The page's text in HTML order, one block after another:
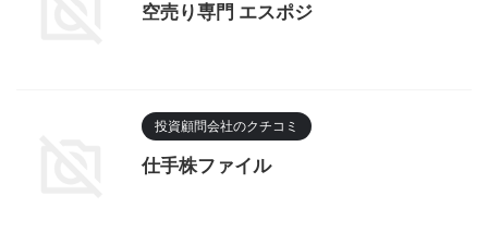
空売り専門 エスポジ
投資顧問会社のクチコミ
仕手株ファイル